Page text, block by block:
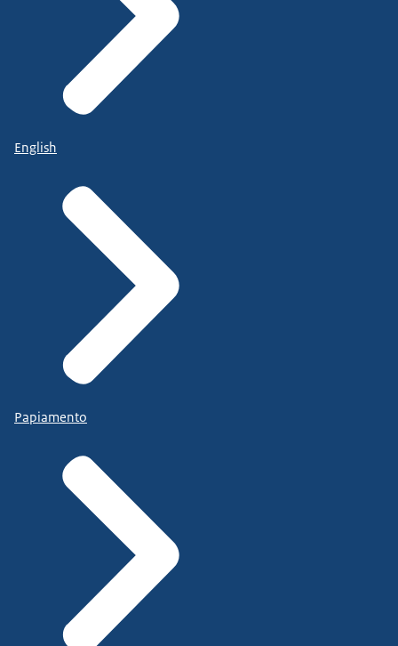
English
Papiamento